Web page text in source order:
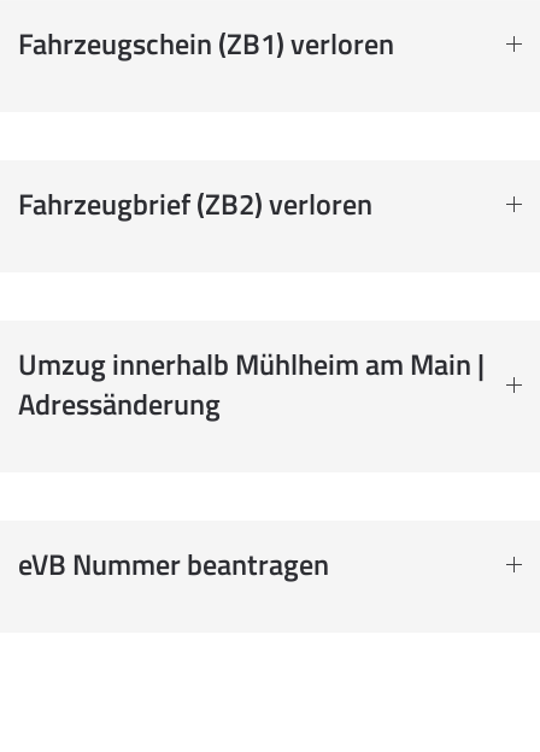
Fahrzeugschein (ZB1) verloren
Fahrzeugbrief (ZB2) verloren
Umzug innerhalb Mühlheim am Main |
Adressänderung
eVB Nummer beantragen